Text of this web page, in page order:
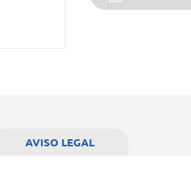
AVISO LEGAL